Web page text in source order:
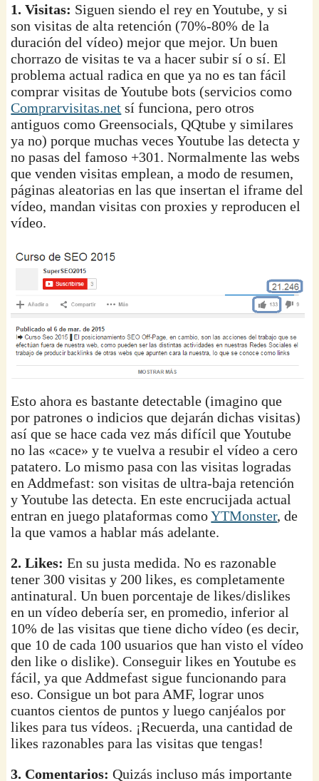
1. Visitas: Siguen siendo el rey en Youtube, y si
son visitas de alta retención (70%-80% de la
duración del vídeo) mejor que mejor. Un buen
chorrazo de visitas te va a hacer subir sí o sí. El
problema actual radica en que ya no es tan fácil
comprar visitas de Youtube bots (servicios como
Comprarvisitas.net sí funciona, pero otros
antiguos como Greensocials, QQtube y similares
ya no) porque muchas veces Youtube las detecta y
no pasas del famoso +301. Normalmente las webs
que venden visitas emplean, a modo de resumen,
páginas aleatorias en las que insertan el iframe del
vídeo, mandan visitas con proxies y reproducen el
vídeo.
Esto ahora es bastante detectable (imagino que
por patrones o indicios que dejarán dichas visitas)
así que se hace cada vez más difícil que Youtube
no las «cace» y te vuelva a resubir el vídeo a cero
patatero. Lo mismo pasa con las visitas logradas
en Addmefast: son visitas de ultra-baja retención
y Youtube las detecta. En este encrucijada actual
entran en juego plataformas comoYTMonster, de
la que vamos a hablar más adelante.
2. Likes: En su justa medida. No es razonable
tener 300 visitas y 200 likes, es completamente
antinatural. Un buen porcentaje de likes/dislikes
en un vídeo debería ser, en promedio, inferior al
10% de las visitas que tiene dicho vídeo (es decir,
que 10 de cada 100 usuarios que han visto el vídeo
den like o dislike). Conseguir likes en Youtube es
fácil, ya que Addmefast sigue funcionando para
eso. Consigue un bot para AMF, lograr unos
cuantos cientos de puntos y luego canjéalos por
likes para tus vídeos. ¡Recuerda, una cantidad de
likes razonables para las visitas que tengas!
3. Comentarios: Quizás incluso más importante